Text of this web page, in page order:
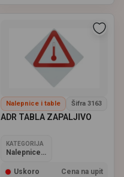
Nalepnice i table Šifra 3163
ADR TABLA ZAPALJIVO
KATEGORIJA
Nalepnice i table
Uskoro Cena na upit